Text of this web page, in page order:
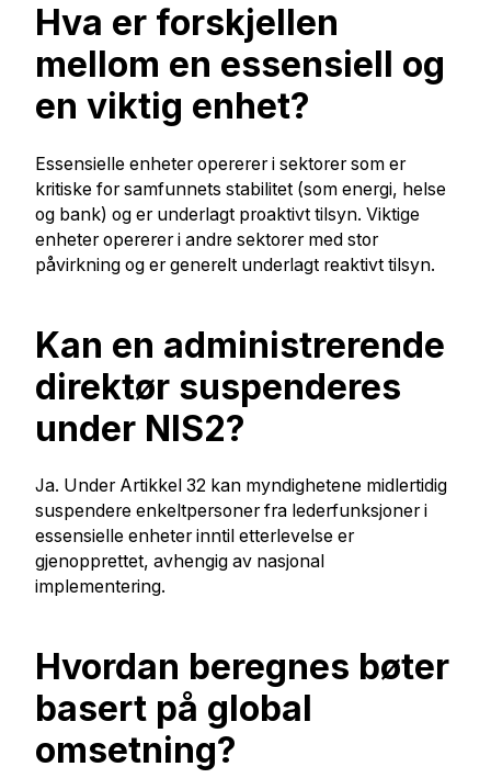
Hva er forskjellen
mellom en essensiell og
en viktig enhet?
Essensielle enheter opererer i sektorer som er
kritiske for samfunnets stabilitet (som energi, helse
og bank) og er underlagt proaktivt tilsyn. Viktige
enheter opererer i andre sektorer med stor
påvirkning og er generelt underlagt reaktivt tilsyn.
Kan en administrerende
direktør suspenderes
under NIS2?
Ja. Under Artikkel 32 kan myndighetene midlertidig
suspendere enkeltpersoner fra lederfunksjoner i
essensielle enheter inntil etterlevelse er
gjenopprettet, avhengig av nasjonal
implementering.
Hvordan beregnes bøter
basert på global
omsetning?